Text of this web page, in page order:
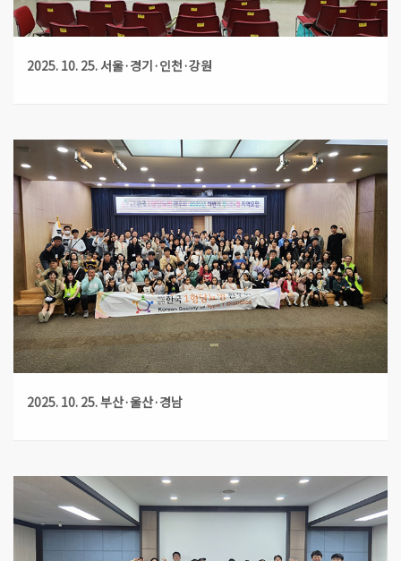
2025. 10. 25. 서울·경기·인천·강원
2025. 10. 25. 부산·울산·경남